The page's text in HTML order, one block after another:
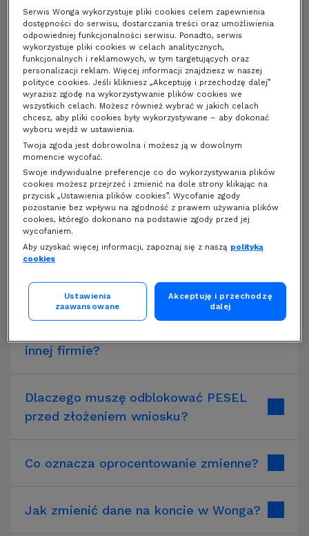
Jak zawnioskować o pożyczkę?
Ile mogę pożyczyć za pierwszym
razem?
Jaki jest koszt pożyczki?
Jak długo czeka się na decyzję o
przyznaniu pożyczki?
Jak szybko pieniądze wpłyną na moje
konto?
Czy mogę skorzystać z usług Wonga,
innej firmie?
Dlaczego muszę odblokować PESEL
przed złożeniem wniosku?
Co oznacza oprocentowanie zmienne?
Jak zmienić dane na koncie w Wonga?
Serwis Wonga wykorzystuje pliki cookies celem zapewnienia
dostępności do serwisu, dostarczania treści oraz umożliwienia
odpowiedniej funkcjonalności serwisu. Ponadto, serwis
wykorzystuje pliki cookies w celach analitycznych,
funkcjonalnych i reklamowych, w tym targetujących oraz
personalizacji reklam. Więcej informacji znajdziesz w naszej
polityce cookies. Jeśli klikniesz „Akceptuję i przechodzę dalej”
wyrazisz zgodę na wykorzystywanie plików cookies we
wszystkich celach. Możesz również wybrać w jakich celach
chcesz, aby pliki cookies były wykorzystywane – aby dokonać
wyboru wejdź w ustawienia.
Twoja zgoda jest dobrowolna i możesz ją w dowolnym
momencie wycofać.
Swoje indywidualne preferencje co do wykorzystywania plików
cookies możesz przejrzeć i zmienić na dole strony klikając na
przycisk „Ustawienia plików cookies”. Wycofanie zgody
pozostanie bez wpływu na zgodność z prawem używania plików
cookies, którego dokonano na podstawie zgody przed jej
wycofaniem.
Aby uzyskać więcej informacji, zapoznaj się z naszą polityką
cookies
Ustawienia
zaawansowane
Akceptuję i przechodzę
dalej